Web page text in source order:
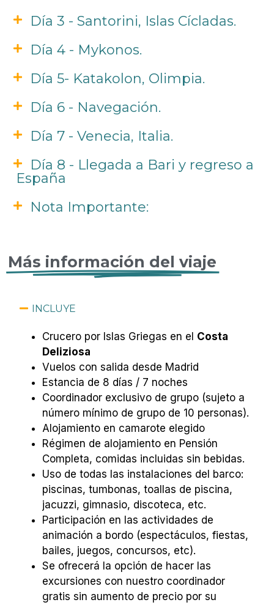
Día 3 - Santorini, Islas Cícladas.
Día 4 - Mykonos.
Día 5- Katakolon, Olimpia.
Día 6 - Navegación.
Día 7 - Venecia, Italia.
Día 8 - Llegada a Bari y regreso a
España
Nota Importante:
Más información del viaje
INCLUYE
Crucero por Islas Griegas en el Costa
Deliziosa
Vuelos con salida desde Madrid
Estancia de 8 días / 7 noches
Coordinador exclusivo de grupo (sujeto a
número mínimo de grupo de 10 personas).
Alojamiento en camarote elegido
Régimen de alojamiento en Pensión
Completa, comidas incluidas sin bebidas.
Uso de todas las instalaciones del barco:
piscinas, tumbonas, toallas de piscina,
jacuzzi, gimnasio, discoteca, etc.
Participación en las actividades de
animación a bordo (espectáculos, fiestas,
bailes, juegos, concursos, etc).
Se ofrecerá la opción de hacer las
excursiones con nuestro coordinador
gratis sin aumento de precio por su